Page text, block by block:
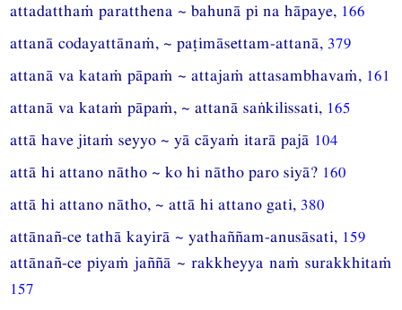
attadatthaṁ paratthena ~ bahunā pi na hāpaye, 166
attanā codayattānaṁ, ~ paṭimāsettam-attanā, 379
attanā va kataṁ pāpaṁ ~ attajaṁ attasambhavaṁ, 161
attanā va kataṁ pāpaṁ, ~ attanā saṅkilissati, 165
attā have jitaṁ seyyo ~ yā cāyaṁ itarā pajā 104
attā hi attano nātho ~ ko hi nātho paro siyā? 160
attā hi attano nātho, ~ attā hi attano gati, 380
attānañ-ce tathā kayirā ~ yathaññam-anusāsati, 159
attānañ-ce piyaṁ jaññā ~ rakkheyya naṁ surakkhitaṁ
157